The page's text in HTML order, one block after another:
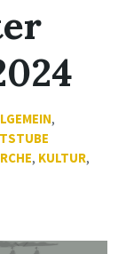
,
, KULTUR,